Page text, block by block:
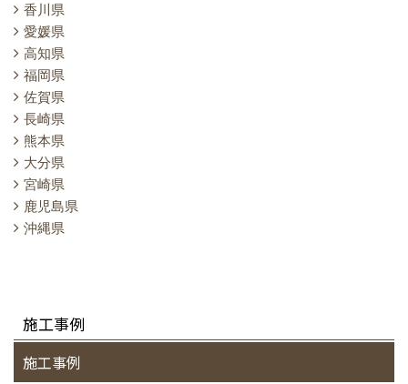
香川県
愛媛県
高知県
福岡県
佐賀県
長崎県
熊本県
大分県
宮崎県
鹿児島県
沖縄県
施工事例
施工事例